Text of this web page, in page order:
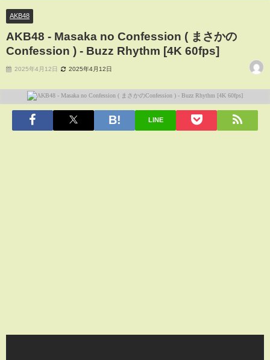
AKB48
AKB48 - Masaka no Confession ( まさかの
Confession ) - Buzz Rhythm [4K 60fps]
2025年4月12日 2025年4月12日
LINE